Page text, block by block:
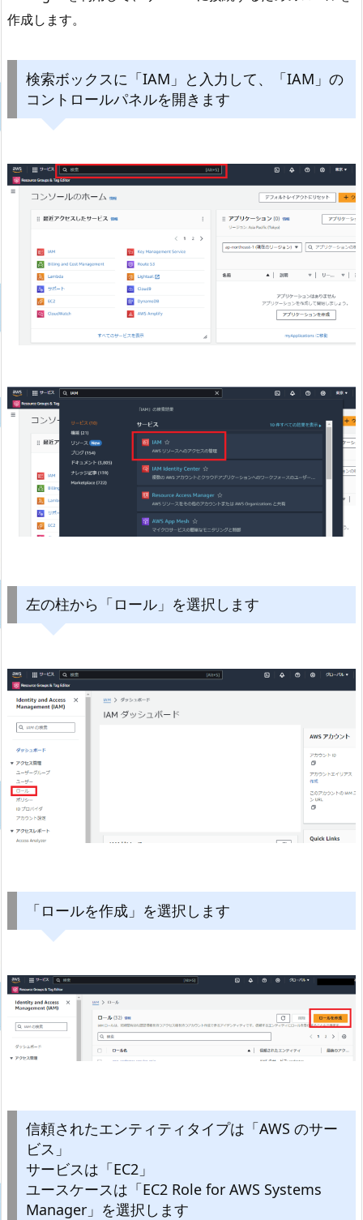
作成します。
検索ボックスに「IAM」と入力して、「IAM」の
コントロールパネルを開きます
左の柱から「ロール」を選択します
「ロールを作成」を選択します
信頼されたエンティティタイプは「AWS のサー
ビス」
サービスは「EC2」
ユースケースは「EC2 Role for AWS Systems
Manager」を選択します